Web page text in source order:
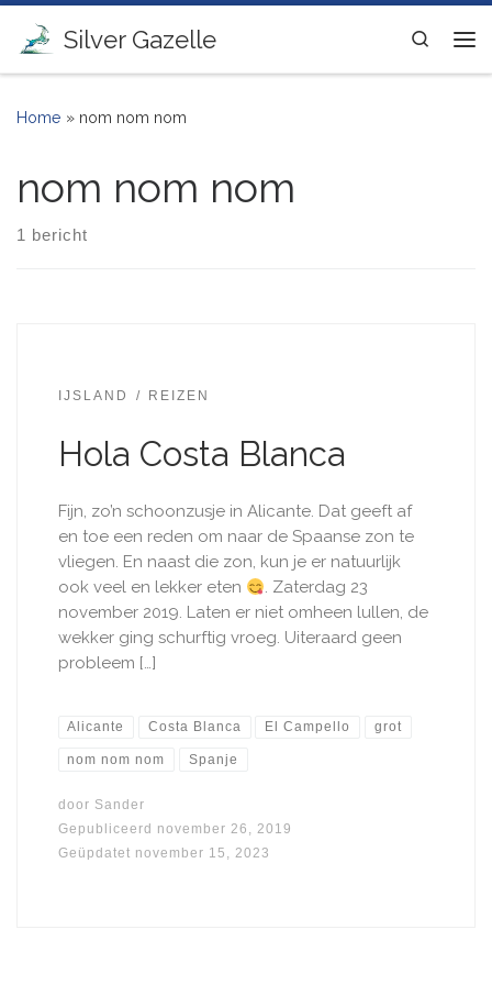
Ga naar inhoud
Silver Gazelle
Search
Home » nom nom nom
nom nom nom
1 bericht
IJSLAND REIZEN
Hola Costa Blanca
Fijn, zo’n schoonzusje in Alicante. Dat geeft af
en toe een reden om naar de Spaanse zon te
vliegen. En naast die zon, kun je er natuurlijk
ook veel en lekker eten
. Zaterdag 23
november 2019. Laten er niet omheen lullen, de
wekker ging schurftig vroeg. Uiteraard geen
probleem […]
Alicante Costa Blanca El Campello grot
nom nom nom Spanje
door Sander
Gepubliceerd november 26, 2019
Geüpdatet november 15, 2023